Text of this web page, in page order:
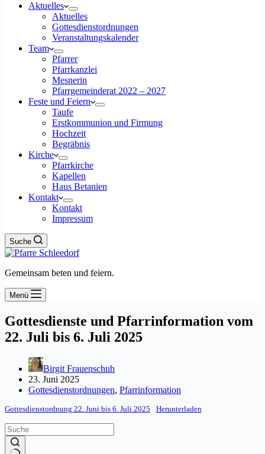
Aktuelles
Aktuelles
Gottesdienstordnungen
Veranstaltungskalender
Team
Pfarrer
Pfarrkanzlei
Mesnerin
Pfarrgemeinderat 2022 – 2027
Feste und Feiern
Taufe
Erstkommunion und Firmung
Hochzeit
Begräbnis
Kirche
Pfarrkirche
Kapellen
Haus Betanien
Kontakt
Kontakt
Impressum
Suche
Gemeinsam beten und feiern.
Menü
Gottesdienste und Pfarrinformation vom
22. Juli bis 6. Juli 2025
Birgit Frauenschuh
23. Juni 2025
Gottesdienstordnungen, Pfarrinformation
Gottesdienstordnung 22. Juni bis 6. Juli 2025 Herunterladen